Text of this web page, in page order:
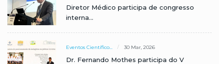
Diretor Médico participa de congresso
interna...
Eventos Científico... 30 Mar, 2026
Dr. Fernando Mothes participa do V